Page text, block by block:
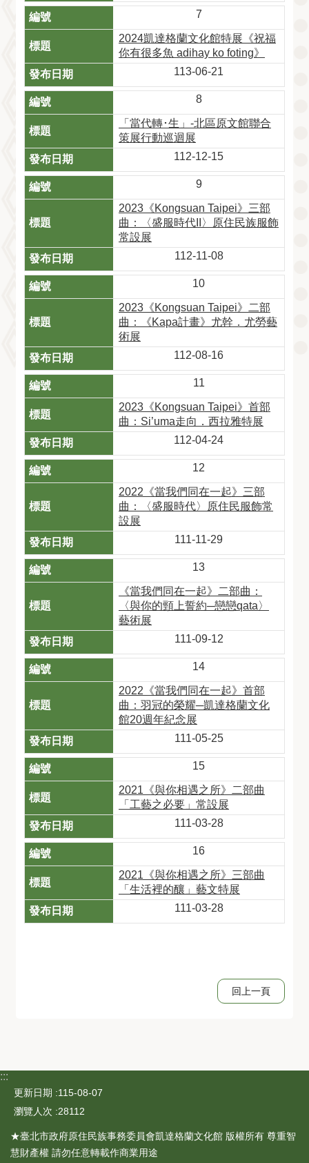
7
2024凱達格蘭文化館特展《祝福
你有很多魚 adihay ko foting》
113-06-21
8
「當代轉･生」-北區原文館聯合
策展行動巡迴展
112-12-15
9
2023《Kongsuan Taipei》三部
曲：〈盛服時代II〉原住民族服飾
常設展
112-11-08
10
2023《Kongsuan Taipei》二部
曲：《Kapa計畫》尤幹．尤勞藝
術展
112-08-16
11
2023《Kongsuan Taipei》首部
曲：Si’uma走向．西拉雅特展
112-04-24
12
2022《當我們同在一起》三部
曲：〈盛服時代〉原住民服飾常
設展
111-11-29
13
《當我們同在一起》二部曲：
〈與你的頸上誓約─戀戀qata〉
藝術展
111-09-12
14
2022《當我們同在一起》首部
曲：羽冠的榮耀─凱達格蘭文化
館20週年紀念展
111-05-25
15
2021《與你相遇之所》二部曲
「工藝之必要」常設展
111-03-28
16
2021《與你相遇之所》三部曲
「生活裡的釀」藝文特展
111-03-28
回上一頁
:::
更新日期
115-08-07
瀏覽人次
28112
★臺北市政府原住民族事務委員會凱達格蘭文化館 版權所有 尊重智
慧財產權 請勿任意轉載作商業用途